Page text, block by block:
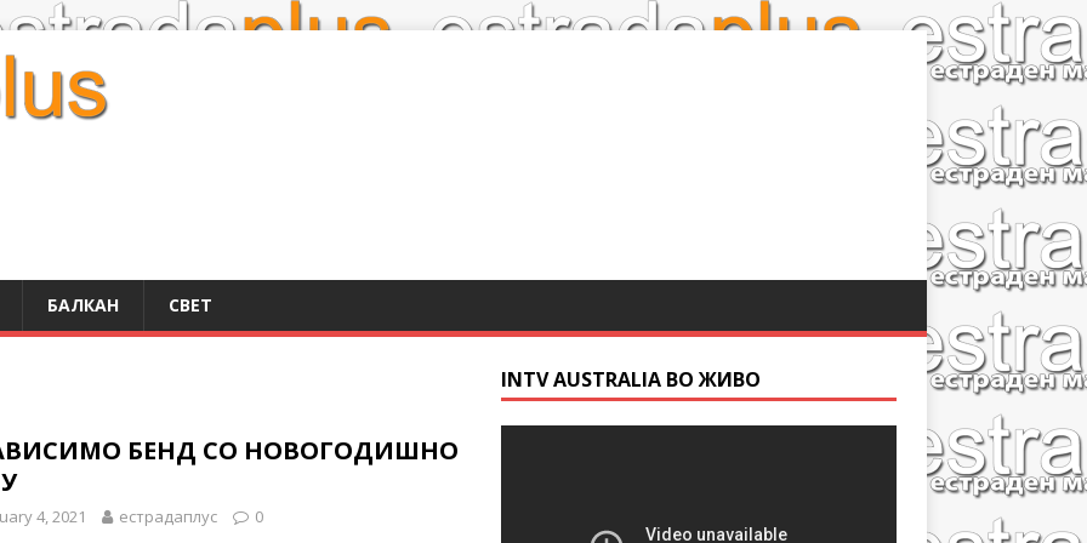
БАЛКАН СВЕТ
БЕНД СО НОВОГОДИШНО
4, 2021 естрадаплус 0
INTV AUSTRALIA ВО ЖИВО